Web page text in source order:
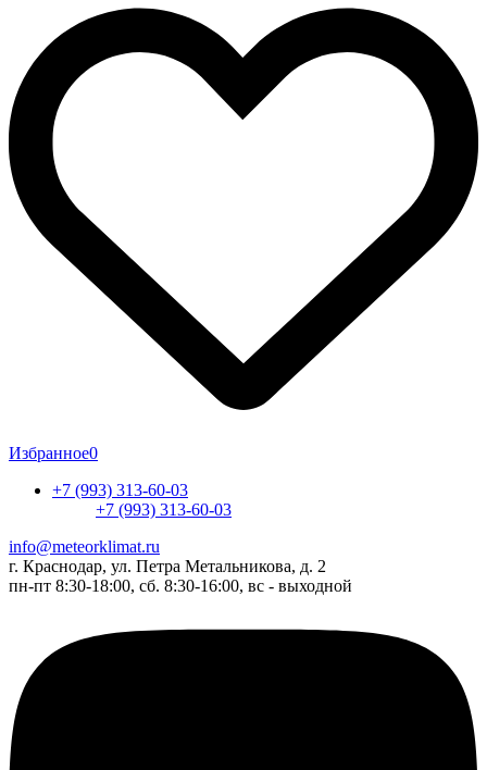
Избранное0
+7 (993) 313-60-03
+7 (993) 313-60-03
info@meteorklimat.ru
г. Краснодар, ул. Петра Метальникова, д. 2
пн-пт 8:30-18:00, сб. 8:30-16:00, вс - выходной